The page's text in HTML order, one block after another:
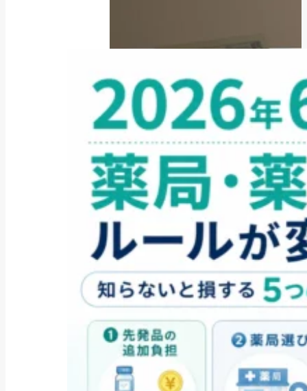
公的融資制度
緊急小口資金とは？制度概要から
審査、返済、他の...